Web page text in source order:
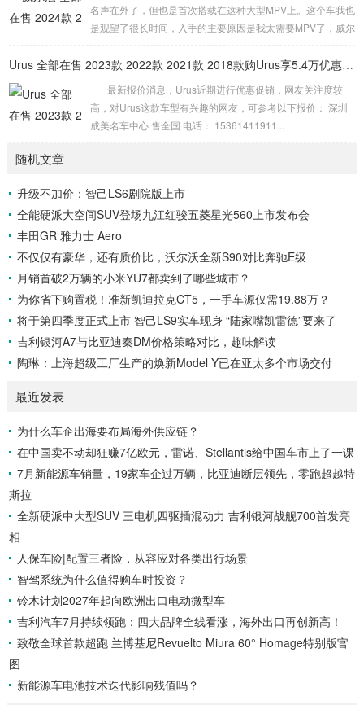
名声在外了，但也是首次搭载在这种大型MPV上。这个车我也
是观望了很长时间，入手的主要原因是我太需要MPV了，威尔
赖的，我开了这么长时间了，实际上，买MPV追求的就是威尔Urus 全部在售 2023款 2022款 2021款 2018款购Urus享5.4万优惠 欢迎到店试驾
最新报价消息，Urus近期进行优惠促销，网友关注度较
高，对Urus这款车型有兴趣的网友，可参考以下报价： 深圳
成美名车中心 售全国 电话： 15361411911...
随机文章
升级不加价：智己LS6剧院版上市
全能硬派大空间SUV登场九江红骏五菱星光560上市发布会
丰田GR 雅力士 Aero
不仅仅有豪华，还有质价比，沃尔沃全新S90对比奔驰E级
月销首破2万辆的小米YU7都卖到了哪些城市？
为你省下购置税！准新凯迪拉克CT5，一手车源仅需19.88万？
将于第四季度正式上市 智己LS9实车现身 “陆家嘴凯雷德”要来了
吉利银河A7与比亚迪秦DM价格策略对比，趣味解读
陶琳：上海超级工厂生产的焕新Model Y已在亚太多个市场交付
最近发表
为什么车企出海要布局海外供应链？
在中国卖不动却狂赚7亿欧元，雷诺、Stellantis给中国车市上了一课
7月新能源车销量，19家车企过万辆，比亚迪断层领先，零跑超越特
斯拉
全新硬派中大型SUV 三电机四驱插混动力 吉利银河战舰700首发亮
相
人保车险|配置三者险，从容应对各类出行场景
智驾系统为什么值得购车时投资？
铃木计划2027年起向欧洲出口电动微型车
吉利汽车7月持续领跑：四大品牌全线看涨，海外出口再创新高！
致敬全球首款超跑 兰博基尼Revuelto Miura 60° Homage特别版官
图
新能源车电池技术迭代影响残值吗？